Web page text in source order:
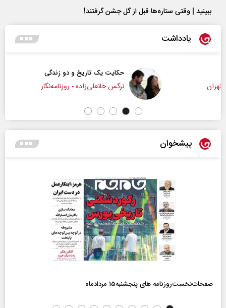
ببینید | وقتی ستاره‌ها قبل از گل جشن گرفتند!
یادداشت
حکایت یک تاریخ و دو زندگی
نرگس خانعلی‌زاده - روزنامه‌نگار
پیشخوان
صفحات‌نخست‌روزنامه ها‌ی پنجشنبه‌۱۵ مردادماه